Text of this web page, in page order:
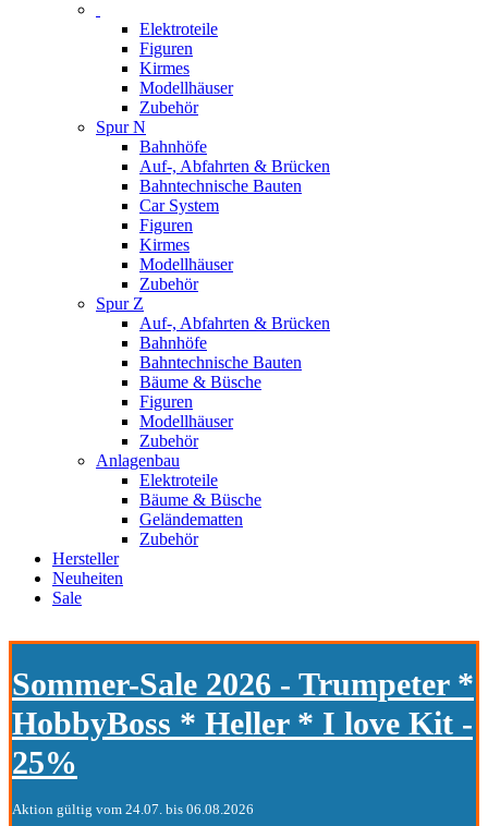
Elektroteile
Figuren
Kirmes
Modellhäuser
Zubehör
Spur N
Bahnhöfe
Auf-, Abfahrten & Brücken
Bahntechnische Bauten
Car System
Figuren
Kirmes
Modellhäuser
Zubehör
Spur Z
Auf-, Abfahrten & Brücken
Bahnhöfe
Bahntechnische Bauten
Bäume & Büsche
Figuren
Modellhäuser
Zubehör
Anlagenbau
Elektroteile
Bäume & Büsche
Geländematten
Zubehör
Hersteller
Neuheiten
Sale
Sommer-Sale 2026 - Trumpeter *
HobbyBoss * Heller * I love Kit -
25%
Aktion gültig vom 24.07. bis 06.08.2026